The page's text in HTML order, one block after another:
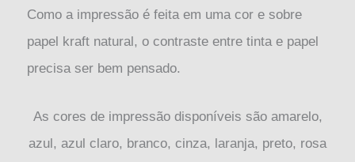
Como a impressão é feita em uma cor e sobre
papel kraft natural, o contraste entre tinta e papel
precisa ser bem pensado.
As cores de impressão disponíveis são amarelo,
azul, azul claro, branco, cinza, laranja, preto, rosa